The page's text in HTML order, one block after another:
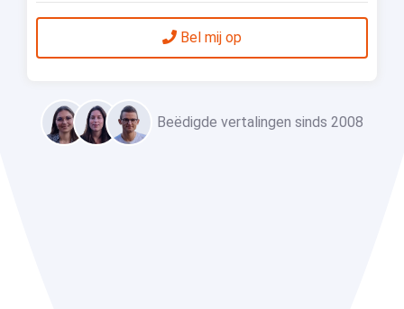
Bel mij op
Beëdigde vertalingen sinds 2008